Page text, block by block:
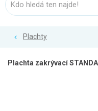
Plachty
Plachta zakrývací